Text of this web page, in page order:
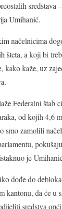
sredstava
Umihanić.
načelnicima
šteta, a koji bi
kako kaže, uz
Federalni štab
od kojih 4,6
smo zamolili
je
dođe do
kantonu, da će u
sredstva